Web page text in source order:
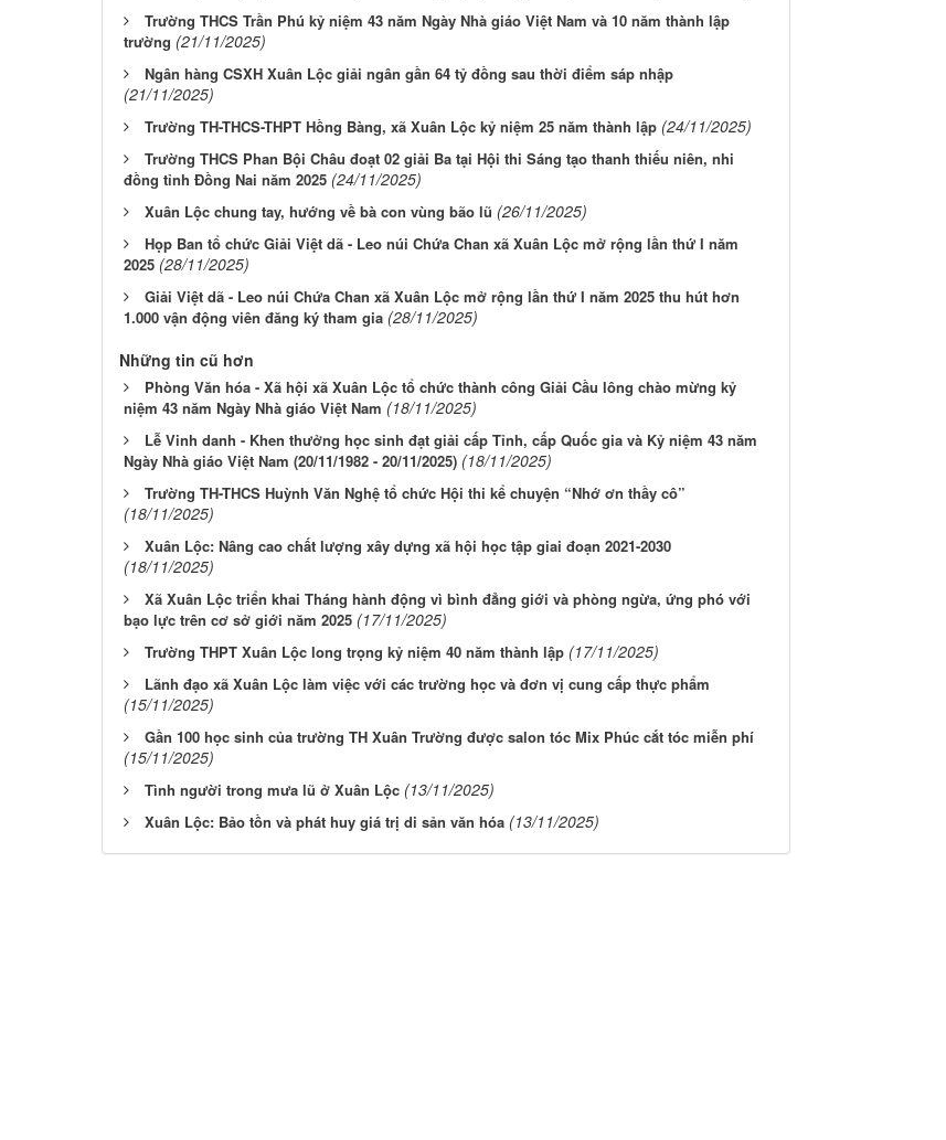
Trường THCS Trần Phú kỷ niệm 43 năm Ngày Nhà giáo Việt Nam và 10 năm thành lập
trường (21/11/2025)
Ngân hàng CSXH Xuân Lộc giải ngân gần 64 tỷ đồng sau thời điểm sáp nhập
(21/11/2025)
Trường TH-THCS-THPT Hồng Bàng, xã Xuân Lộc kỷ niệm 25 năm thành lập (24/11/2025)
Trường THCS Phan Bội Châu đoạt 02 giải Ba tại Hội thi Sáng tạo thanh thiếu niên, nhi
đồng tỉnh Đồng Nai năm 2025 (24/11/2025)
Xuân Lộc chung tay, hướng về bà con vùng bão lũ (26/11/2025)
Họp Ban tổ chức Giải Việt dã - Leo núi Chứa Chan xã Xuân Lộc mở rộng lần thứ I năm
2025 (28/11/2025)
Giải Việt dã - Leo núi Chứa Chan xã Xuân Lộc mở rộng lần thứ I năm 2025 thu hút hơn
1.000 vận động viên đăng ký tham gia (28/11/2025)
Những tin cũ hơn
Phòng Văn hóa - Xã hội xã Xuân Lộc tổ chức thành công Giải Cầu lông chào mừng kỷ
niệm 43 năm Ngày Nhà giáo Việt Nam (18/11/2025)
Lễ Vinh danh - Khen thưởng học sinh đạt giải cấp Tỉnh, cấp Quốc gia và Kỷ niệm 43 năm
Ngày Nhà giáo Việt Nam (20/11/1982 - 20/11/2025) (18/11/2025)
Trường TH-THCS Huỳnh Văn Nghệ tổ chức Hội thi kể chuyện “Nhớ ơn thầy cô”
(18/11/2025)
Xuân Lộc: Nâng cao chất lượng xây dựng xã hội học tập giai đoạn 2021-2030
(18/11/2025)
Xã Xuân Lộc triển khai Tháng hành động vì bình đẳng giới và phòng ngừa, ứng phó với
bạo lực trên cơ sở giới năm 2025 (17/11/2025)
Trường THPT Xuân Lộc long trọng kỷ niệm 40 năm thành lập (17/11/2025)
Lãnh đạo xã Xuân Lộc làm việc với các trường học và đơn vị cung cấp thực phẩm
(15/11/2025)
Gần 100 học sinh của trường TH Xuân Trường được salon tóc Mix Phúc cắt tóc miễn phí
(15/11/2025)
Tình người trong mưa lũ ở Xuân Lộc (13/11/2025)
Xuân Lộc: Bảo tồn và phát huy giá trị di sản văn hóa (13/11/2025)